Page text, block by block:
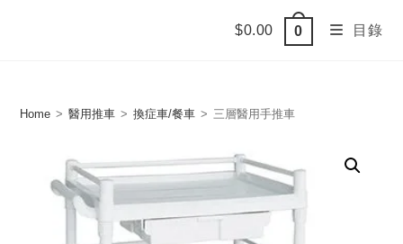
$0.00 0 目錄
Home > 醫用推車 > 換症車/餐車 > 三層醫用手推車